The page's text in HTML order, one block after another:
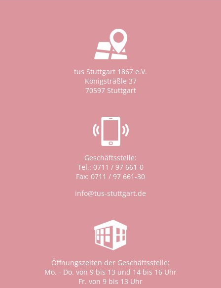
tus Stuttgart 1867 e.V.
Königsträßle 37
70597 Stuttgart
Geschäftsstelle:
Tel.: 0711 / 97 661-0
Fax: 0711 / 97 661-30
info@tus-stuttgart.de
Öffnungszeiten der Geschäftsstelle:
Mo. - Do. von 9 bis 13 und 14 bis 16 Uhr
Fr. von 9 bis 13 Uhr